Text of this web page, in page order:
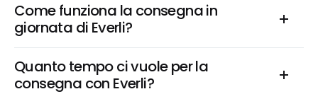
Come funziona la consegna in
giornata di Everli?
Quanto tempo ci vuole per la
consegna con Everli?